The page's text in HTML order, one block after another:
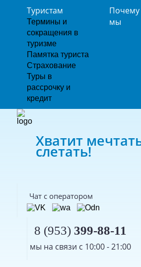
Туристам
Термины и
сокращения в
туризме
Памятка туриста
Страхование
Туры в
рассрочку и
кредит
Почему
мы
Хватит
слетать!
Чат с оператором
8 (953) 399-88-11
мы на связи с 10:00 - 21:00